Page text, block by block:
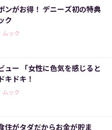
ンがお得！ デニーズ初の特典
ク
ムック
ュー 「女性に色気を感じると
キドキ！
ムック
住がタダだからお金が貯ま